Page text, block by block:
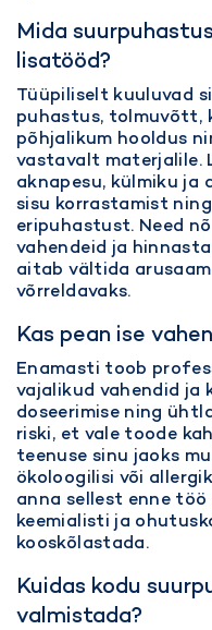
Mida
lisatööd?
Tüüpiliselt kuuluvad
puhastus, tolmuvõtt,
põhjalikum hooldus
vastavalt materjalile.
aknapesu, külmiku ja
sisu korrastamist
eripuhastust. Need
vahendeid ja
aitab vältida
võrreldavaks.
Kas pean ise
Enamasti toob
vajalikud vahendid ja
doseerimise ning
riski, et vale toode
teenuse sinu jaoks
ökoloogilisi või
anna sellest enne
keemialisti ja
kooskõlastada.
Kuidas kodu
valmistada?